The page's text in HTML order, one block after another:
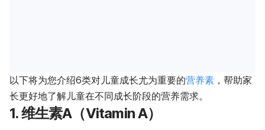
以下将为您介绍6类对儿童成长尤为重要的营养素 ，帮助家
长更好地了解儿童在不同成长阶段的营养需求。
1. 维生素A（Vitamin A）